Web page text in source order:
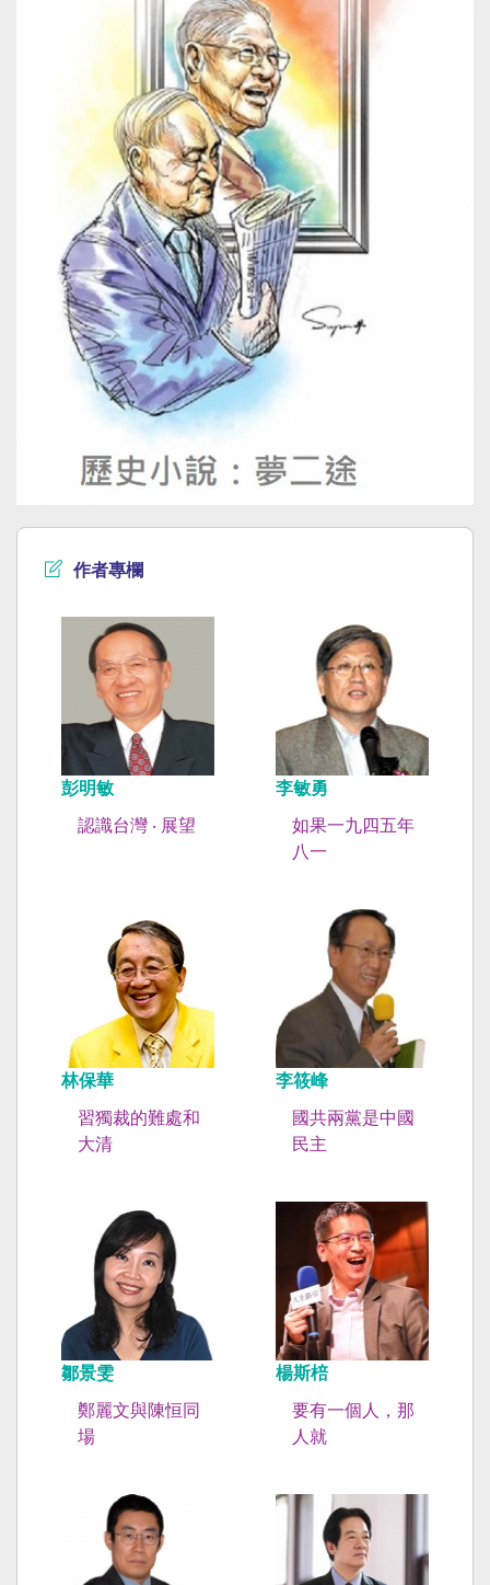
作者專欄
彭明敏
認識台灣 ‧ 展望
李敏勇
如果一九四五年
八一
林保華
習獨裁的難處和
大清
李筱峰
國共兩黨是中國
民主
鄒景雯
鄭麗文與陳恒同
場
楊斯棓
要有一個人，那
人就